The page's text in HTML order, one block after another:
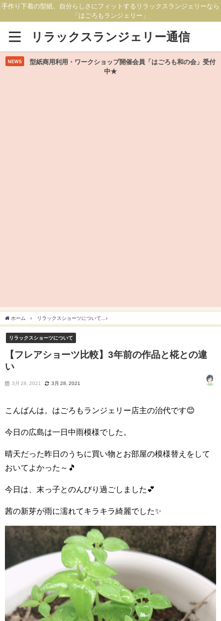
手作り下着の型紙、自分らしさにフィットするリラックスランジェリーなら
「はごろもランジェリー」
リラックスランジェリー通信
NEWS
型紙商用利用・ワークショップ開催会員「はごろも和の会」受付
中★
ホーム リラックスショーツについて
リラックスショーツについて
【フレアショーツ比較】3年前の作品と椛との違
い
3月 28, 2021 3月 28, 2021
こんばんは。はごろもランジェリー店主の治代です😊
今日の広島は一日中雨模様でした。
晴天だった昨日のうちに買い物とお部屋の模様替えをして
おいてよかった～🎵
今日は、末っ子とのんびり過ごしました💕
茜の新芽が雨に濡れてキラキラ綺麗でした✨